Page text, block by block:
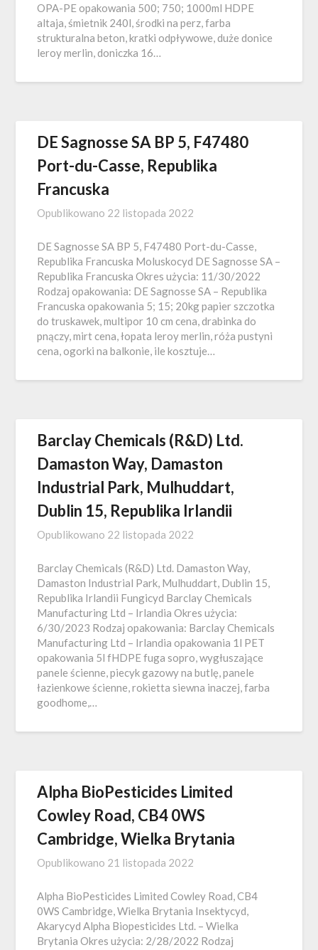
OPA-PE opakowania 500; 750; 1000ml HDPE
altaja, śmietnik 240l, środki na perz, farba
strukturalna beton, kratki odpływowe, duże donice
leroy merlin, doniczka 16…
DE Sagnosse SA BP 5, F47480
Port-du-Casse, Republika
Francuska
Opublikowano 22 listopada 2022
DE Sagnosse SA BP 5, F47480 Port-du-Casse,
Republika Francuska Moluskocyd DE Sagnosse SA –
Republika Francuska Okres użycia: 11/30/2022
Rodzaj opakowania: DE Sagnosse SA – Republika
Francuska opakowania 5; 15; 20kg papier szczotka
do truskawek, multipor 10 cm cena, drabinka do
pnączy, mirt cena, łopata leroy merlin, róża pustyni
cena, ogorki na balkonie, ile kosztuje…
Barclay Chemicals (R&D) Ltd.
Damaston Way, Damaston
Industrial Park, Mulhuddart,
Dublin 15, Republika Irlandii
Opublikowano 22 listopada 2022
Barclay Chemicals (R&D) Ltd. Damaston Way,
Damaston Industrial Park, Mulhuddart, Dublin 15,
Republika Irlandii Fungicyd Barclay Chemicals
Manufacturing Ltd – Irlandia Okres użycia:
6/30/2023 Rodzaj opakowania: Barclay Chemicals
Manufacturing Ltd – Irlandia opakowania 1l PET
opakowania 5l fHDPE fuga sopro, wygłuszające
panele ścienne, piecyk gazowy na butlę, panele
łazienkowe ścienne, rokietta siewna inaczej, farba
goodhome,…
Alpha BioPesticides Limited
Cowley Road, CB4 0WS
Cambridge, Wielka Brytania
Opublikowano 21 listopada 2022
Alpha BioPesticides Limited Cowley Road, CB4
0WS Cambridge, Wielka Brytania Insektycyd,
Akarycyd Alpha Biopesticides Ltd. – Wielka
Brytania Okres użycia: 2/28/2022 Rodzaj